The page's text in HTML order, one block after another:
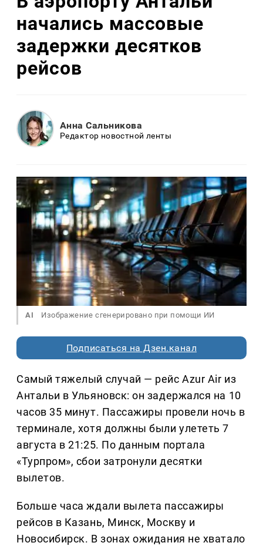
начались массовые
задержки десятков
рейсов
Анна Сальникова
Редактор новостной ленты
AI Изображение сгенерировано при помощи ИИ
Подписаться на Дзен.канал
Самый тяжелый случай — рейс Azur Air из
Антальи в Ульяновск: он задержался на 10
часов 35 минут. Пассажиры провели ночь в
терминале, хотя должны были улететь 7
августа в 21:25. По данным портала
«Турпром», сбои затронули десятки
вылетов.
Больше часа ждали вылета пассажиры
рейсов в Казань, Минск, Москву и
Новосибирск. В зонах ожидания не хватало